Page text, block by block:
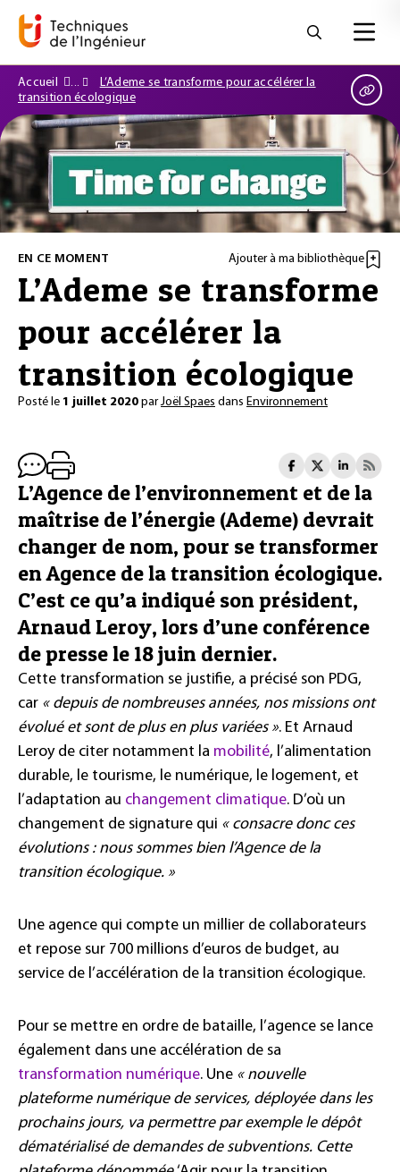
Accueil
L’Ademe se transforme pour accélérer la
transition écologique
EN CE MOMENT Ajouter à ma bibliothèque
L’Ademe se transforme
pour accélérer la
transition écologique
Posté le 1 juillet 2020 parJoël Spaes dans Environnement
L’Agence de l’environnement et de la
maîtrise de l’énergie (Ademe) devrait
changer de nom, pour se transformer
en Agence de la transition écologique.
C’est ce qu’a indiqué son président,
Arnaud Leroy, lors d’une conférence
de presse le 18 juin dernier.
Cette transformation se justifie, a précisé son PDG,
car « depuis de nombreuses années, nos missions ont
évolué et sont de plus en plus variées ». Et Arnaud
Leroy de citer notamment la mobilité, l’alimentation
durable, le tourisme, le numérique, le logement, et
l’adaptation au changement climatique. D’où un
changement de signature qui « consacre donc ces
évolutions : nous sommes bien l’Agence de la
transition écologique. »
Une agence qui compte un millier de collaborateurs
et repose sur 700 millions d’euros de budget, au
service de l’accélération de la transition écologique.
Pour se mettre en ordre de bataille, l’agence se lance
également dans une accélération de sa
transformation numérique. Une « nouvelle
plateforme numérique de services, déployée dans les
prochains jours, va permettre par exemple le dépôt
dématérialisé de demandes de subventions. Cette